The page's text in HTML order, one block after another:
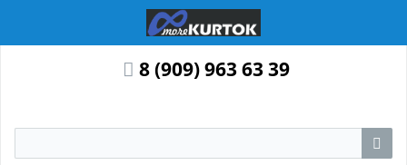
8 (909) 963 63 39